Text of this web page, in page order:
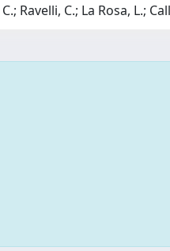
Ravelli, C.; La Rosa, L.;